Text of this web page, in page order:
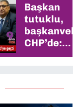
Başkan
tutuklu,
CHP’de:
Meclis